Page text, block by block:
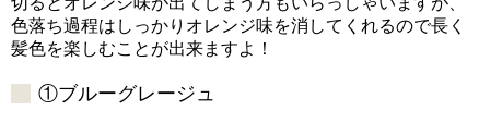
色落ち過程はしっかりオレンジ味を消してくれるので長く
髪色を楽しむことが出来ますよ！
①ブルーグレージュ